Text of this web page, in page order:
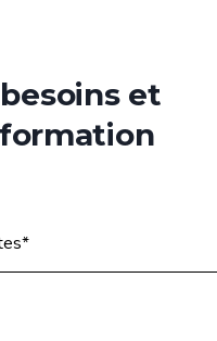
et
*